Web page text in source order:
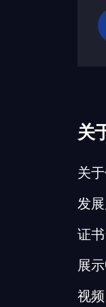
关
关
发
证
展
视频